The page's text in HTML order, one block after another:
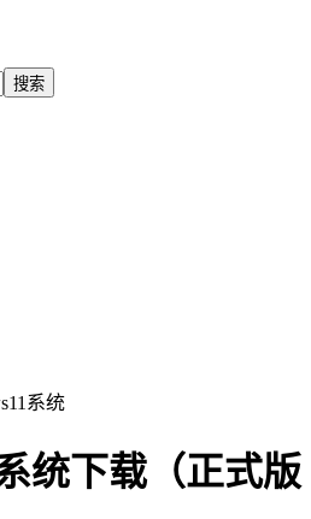
系统
统下载（正式版